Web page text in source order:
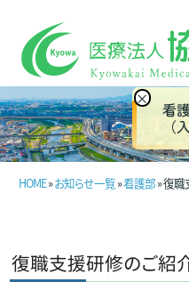
HOME»お知らせ一覧»看護部» 復職
復職支援研修のご紹介
×
看
（